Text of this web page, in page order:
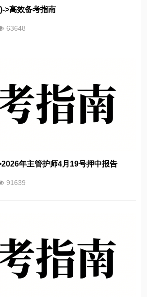
>高效备考指南
63648
年主管护师4月19号押中报告
91639